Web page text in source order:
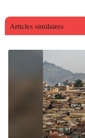
Articles similaires